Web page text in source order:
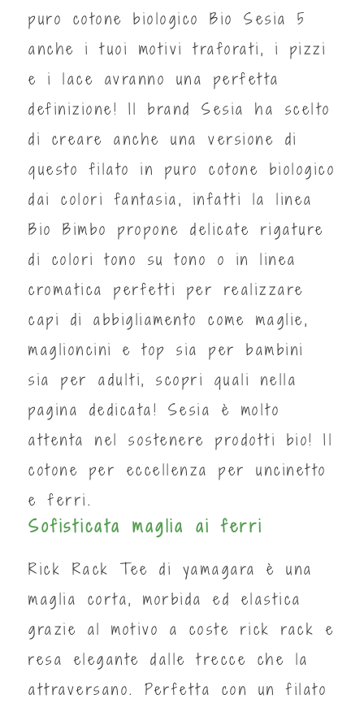
puro cotone biologico Bio Sesia 5
anche i tuoi motivi traforati, i pizzi
e i lace avranno una perfetta
definizione! Il brand Sesia ha scelto
di creare anche una versione di
questo filato in puro cotone biologico
dai colori fantasia, infatti la linea
Bio Bimbo propone delicate rigature
di colori tono su tono o in linea
cromatica perfetti per realizzare
capi di abbigliamento come maglie,
maglioncini e top sia per bambini
sia per adulti, scopri quali nella
pagina dedicata! Sesia è molto
attenta nel sostenere prodotti bio! Il
cotone per eccellenza per uncinetto
e ferri.
Sofisticata maglia ai ferri
Rick Rack Tee di yamagara è una
maglia corta, morbida ed elastica
grazie al motivo a coste rick rack e
resa elegante dalle trecce che la
attraversano. Perfetta con un filato